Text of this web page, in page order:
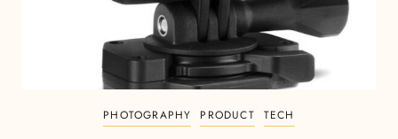
PHOTOGRAPHY PRODUCT TECH